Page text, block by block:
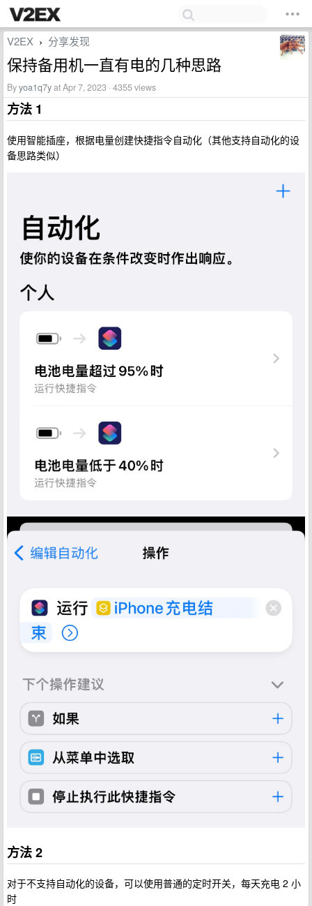
V2EX › 分享发现
保持备用机一直有电的几种思路
Byyoa1q7yat Apr 7, 2023 · 4355 views
方法 1
使用智能插座，根据电量创建快捷指令自动化（其他支持自动化的设
备思路类似）
方法 2
对于不支持自动化的设备，可以使用普通的定时开关，每天充电 2 小
时